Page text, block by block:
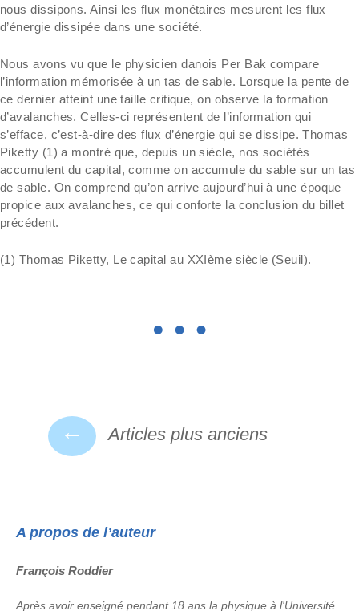
nous dissipons. Ainsi les flux monétaires mesurent les flux
d’énergie dissipée dans une société.
Nous avons vu que le physicien danois Per Bak compare
l’information mémorisée à un tas de sable. Lorsque la pente de
ce dernier atteint une taille critique, on observe la formation
d’avalanches. Celles-ci représentent de l’information qui
s’efface, c’est-à-dire des flux d’énergie qui se dissipe. Thomas
Piketty (1) a montré que, depuis un siècle, nos sociétés
accumulent du capital, comme on accumule du sable sur un tas
de sable. On comprend qu’on arrive aujourd’hui à une époque
propice aux avalanches, ce qui conforte la conclusion du billet
précédent.
(1) Thomas Piketty, Le capital au XXIème siècle (Seuil).
Navigation
← Articles plus anciens
A propos de l’auteur
François Roddier
Après avoir enseigné pendant 18 ans la physique à l'Université